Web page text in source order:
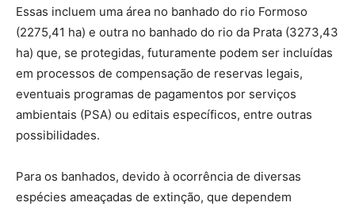
Essas incluem uma área no banhado do rio Formoso
(2275,41 ha) e outra no banhado do rio da Prata (3273,43
ha) que, se protegidas, futuramente podem ser incluídas
em processos de compensação de reservas legais,
eventuais programas de pagamentos por serviços
ambientais (PSA) ou editais específicos, entre outras
possibilidades.
Para os banhados, devido à ocorrência de diversas
espécies ameaçadas de extinção, que dependem